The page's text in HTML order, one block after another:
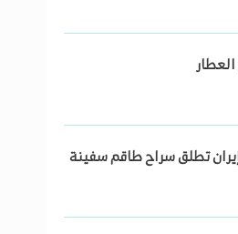
تطلق سراح طاقم سفينة